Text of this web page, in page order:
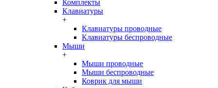
Комплекты
Клавиатуры
+
Клавиатуры проводные
Клавиатуры беспроводные
Мыши
+
Мыши проводные
Мыши беспроводные
Коврик для мыши